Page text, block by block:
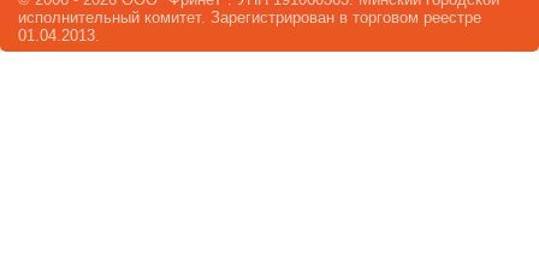
исполнительный комитет. Зарегистрирован в торговом реестре
01.04.2013.